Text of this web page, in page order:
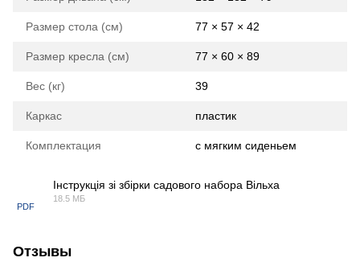
Размер стола (см) 77 × 57 × 42
Размер кресла (см) 77 × 60 × 89
Вес (кг) 39
Каркас пластик
Комплектация с мягким сиденьем
PDF
Інструкція зі збірки садового набора Вільха
18.5 МБ
Отзывы